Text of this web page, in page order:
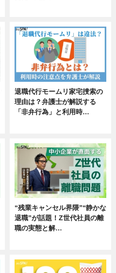
退職代行モームリ家宅捜索の
理由は？弁護士が解説する
「非弁行為」と利用時…
“残業キャンセル界隈”“静かな
退職”が話題！Z世代社員の離
職の実態と解…